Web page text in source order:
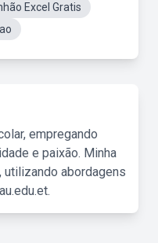
Excel Gratis
empregando
e paixão. Minha
utilizando abordagens